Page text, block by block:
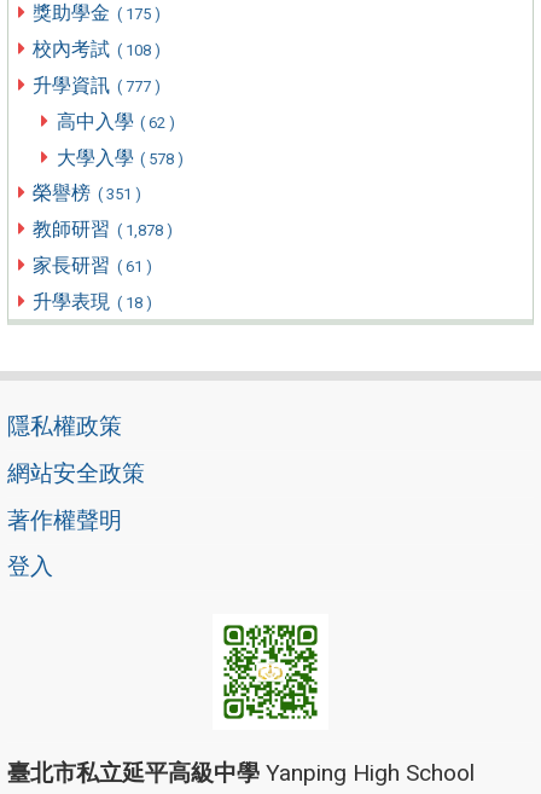
獎助學金 ( 175 )
校內考試 ( 108 )
升學資訊 ( 777 )
高中入學 ( 62 )
大學入學 ( 578 )
榮譽榜 ( 351 )
教師研習 ( 1,878 )
家長研習 ( 61 )
升學表現 ( 18 )
隱私權政策
網站安全政策
著作權聲明
登入
臺北市私立延平高級中學 Yanping High School